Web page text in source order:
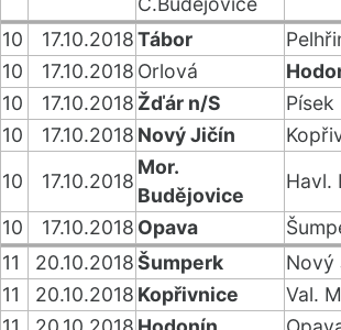
10 17.10.2018Tábor
10
17.10.2018 Orlová
10
17.10.2018 Žďár n/S Písek
10
17.10.2018 Nový Jičín
10
17.10.2018
Mor.
Budějovice
Havl.
10
17.10.2018 Opava
11
20.10.2018Šumperk Nový
11
20.10.2018 Kopřivnice Val.